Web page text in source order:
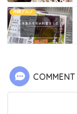
沖縄グルメ
COMMENT